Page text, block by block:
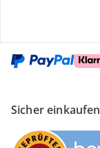
Sicher einkaufen